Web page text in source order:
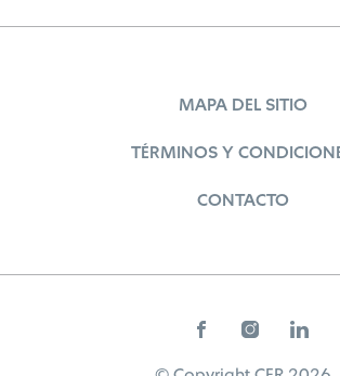
MAPA DEL SITIO
TÉRMINOS Y
CONTACTO